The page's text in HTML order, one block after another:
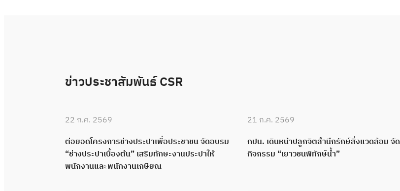
ข่าวประชาสัมพันธ์ CSR
22 ก.ค. 2569
ต่อยอดโครงการช่างประปาเพื่อประชาชน จัดอบรม
“ช่างประปาเบื้องต้น” เสริมทักษะงานประปาให้
พนักงานและพนักงานเกษียณ
21 ก.ค. 2569
กปน. เดินหน้าปลูกจิตสำนึกรักษ์สิ่งแวดล้อม จัด
กิจกรรม “เยาวชนพิทักษ์น้ำ”